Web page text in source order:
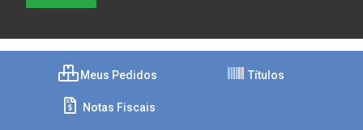
Meus Pedidos Títulos
Notas Fiscais